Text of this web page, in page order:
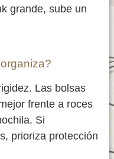
grande, sube un
Las bolsas
frente a roces
Si
prioriza protección